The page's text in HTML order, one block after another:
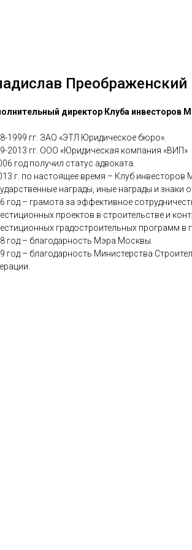
Преображенский
директор Клуба инвесторов
1999 гг. ЗАО «ЭТЛ Юридическое бюро».
2013 гг. ООО «Юридическая компания «ВИП»
год получил статус адвоката.
г. по настоящее время – Клуб инвесторов
награды, иные награды и знаки
год – грамота за эффективное
проектов в строительстве и
градостроительных программ в
год – благодарность Мэра Москвы.
год – благодарность Министерства